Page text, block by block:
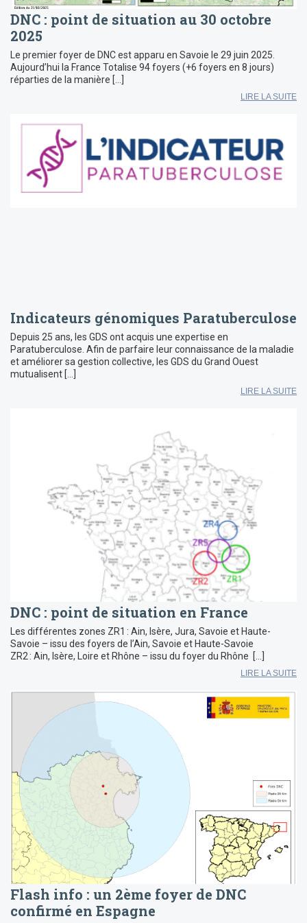
DNC : point de situation au 30 octobre
2025
Le premier foyer de DNC est apparu en Savoie le 29 juin 2025.
Aujourd’hui la France Totalise 94 foyers (+6 foyers en 8 jours)
réparties de la manière […]
LIRE LA SUITE
Indicateurs génomiques Paratuberculose
Depuis 25 ans, les GDS ont acquis une expertise en
Paratuberculose. Afin de parfaire leur connaissance de la maladie
et améliorer sa gestion collective, les GDS du Grand Ouest
mutualisent […]
LIRE LA SUITE
DNC : point de situation en France
Les différentes zones ZR1 : Ain, Isère, Jura, Savoie et Haute-
Savoie – issu des foyers de l’Ain, Savoie et Haute-Savoie
ZR2 : Ain, Isère, Loire et Rhône – issu du foyer du Rhône […]
LIRE LA SUITE
Flash info : un 2ème foyer de DNC
confirmé en Espagne